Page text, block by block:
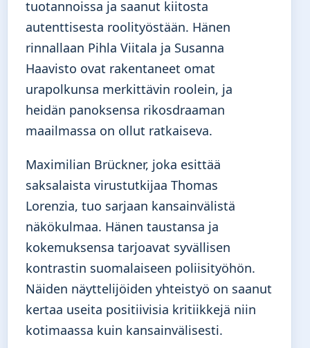
tuotannoissa ja saanut kiitosta
autenttisesta roolityöstään. Hänen
rinnallaan Pihla Viitala ja Susanna
Haavisto ovat rakentaneet omat
urapolkunsa merkittävin roolein, ja
heidän panoksensa rikosdraaman
maailmassa on ollut ratkaiseva.
Maximilian Brückner, joka esittää
saksalaista virustutkijaa Thomas
Lorenzia, tuo sarjaan kansainvälistä
näkökulmaa. Hänen taustansa ja
kokemuksensa tarjoavat syvällisen
kontrastin suomalaiseen poliisityöhön.
Näiden näyttelijöiden yhteistyö on saanut
kertaa useita positiivisia kritiikkejä niin
kotimaassa kuin kansainvälisesti.